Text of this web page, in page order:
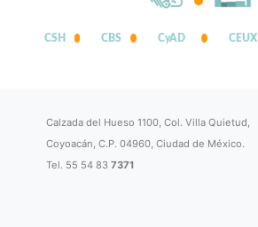
CSH CBS CyAD CEUX
Calzada del Hueso 1100, Col. Villa Quietud,
Coyoacán, C.P. 04960, Ciudad de México.
Tel. 55 54 837371